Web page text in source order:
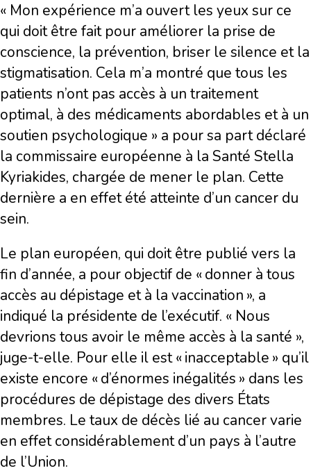
« Mon expérience m’a ouvert les yeux sur ce
qui doit être fait pour améliorer la prise de
conscience, la prévention, briser le silence et la
stigmatisation. Cela m’a montré que tous les
patients n’ont pas accès à un traitement
optimal, à des médicaments abordables et à un
soutien psychologique » a pour sa part déclaré
la commissaire européenne à la Santé Stella
Kyriakides, chargée de mener le plan. Cette
dernière a en effet été atteinte d’un cancer du
sein.
Le plan européen, qui doit être publié vers la
fin d’année, a pour objectif de « donner à tous
accès au dépistage et à la vaccination », a
indiqué la présidente de l’exécutif. « Nous
devrions tous avoir le même accès à la santé »,
juge-t-elle. Pour elle il est « inacceptable » qu’il
existe encore « d’énormes inégalités » dans les
procédures de dépistage des divers États
membres. Le taux de décès lié au cancer varie
en effet considérablement d’un pays à l’autre
de l’Union.